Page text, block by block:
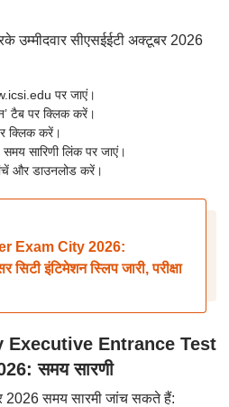
उम्मीदवार सीएसईईटी अक्टूबर 2026
पर जाएं।
टैब पर क्लिक करें।
क्लिक करें।
सारिणी लिंक पर जाएं।
और डाउनलोड करें।
Exam City 2026:
इंटिमेशन स्लिप जारी, परीक्षा
Executive Entrance Test
समय सारणी
2026 समय सारमी जांच सकते हैं: